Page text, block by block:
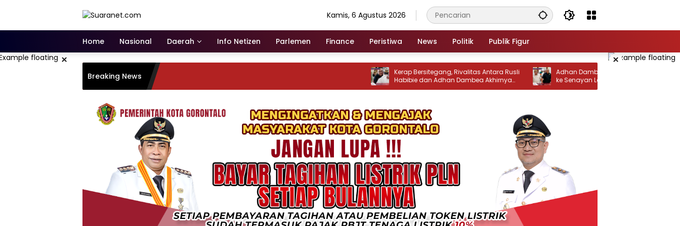
Kamis, 6 Agustus 2026
Home Nasional Daerah Info Netizen Parlemen Finance Peristiwa News Politik Publik Figur
× ×
Breaking News
‎Kerap Bersitegang, Rivalitas Antara Rusli
Habibie dan Adhan Dambea Akhirnya
Mencair
‎Adhan Dambea Buka Jalur Komunikasi
ke Senayan Lewat Rusli Habibie